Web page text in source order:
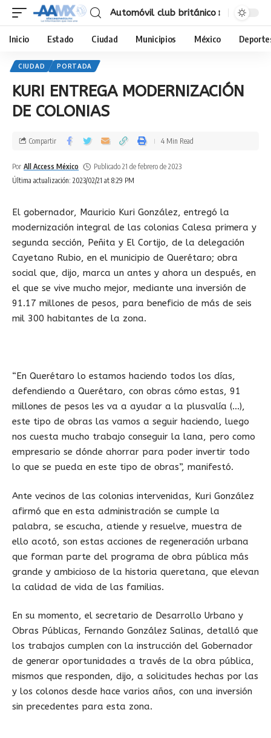
Automóvil club británico
Inicio Estado Ciudad Municipios México
CIUDAD PORTADA
KURI ENTREGA MODERNIZACIÓN
DE COLONIAS
Última actualización: 2023/02/21 at 8:29 PM
Por All Access México Publicado 21 de febrero de 2023
Compartir 4 Min Read
El gobernador, Mauricio Kuri González, entregó la
modernización integral de las colonias Calesa primera y
segunda sección, Peñita y El Cortijo, de la delegación
Cayetano Rubio, en el municipio de Querétaro; obra
social que, dijo, marca un antes y ahora un después, en
el que se vive mucho mejor, mediante una inversión de
91.17 millones de pesos, para beneficio de más de seis
mil 300 habitantes de la zona.
“En Querétaro lo estamos haciendo todos los días,
defendiendo a Querétaro, con obras cómo estas, 91
millones de pesos les va a ayudar a la plusvalía (…),
este tipo de obras las vamos a seguir haciendo, luego
nos cuesta mucho trabajo conseguir la lana, pero como
empresario se dónde ahorrar para poder invertir todo
lo que se pueda en este tipo de obras”, manifestó.
Ante vecinos de las colonias intervenidas, Kuri González
afirmó que en esta administración se cumple la
palabra, se escucha, atiende y resuelve, muestra de
ello acotó, son estas acciones de regeneración urbana
que forman parte del programa de obra pública más
grande y ambicioso de la historia queretana, que elevan
la calidad de vida de las familias.
En su momento, el secretario de Desarrollo Urbano y
Obras Públicas, Fernando González Salinas, detalló que
los trabajos cumplen con la instrucción del Gobernador
de generar oportunidades a través de la obra pública,
mismos que responden, dijo, a solicitudes hechas por las
y los colonos desde hace varios años, con una inversión
sin precedentes para esta zona.